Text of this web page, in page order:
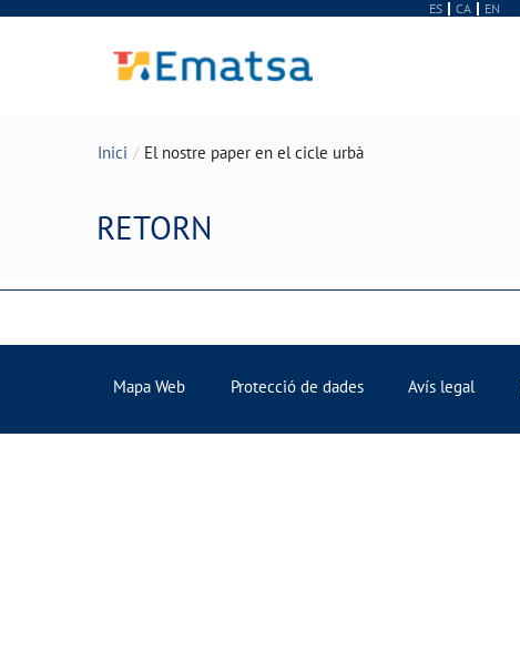
ES CA EN
Inici El nostre paper en el cicle urbà
RETORN
Mapa Web Protecció de dades Avís legal